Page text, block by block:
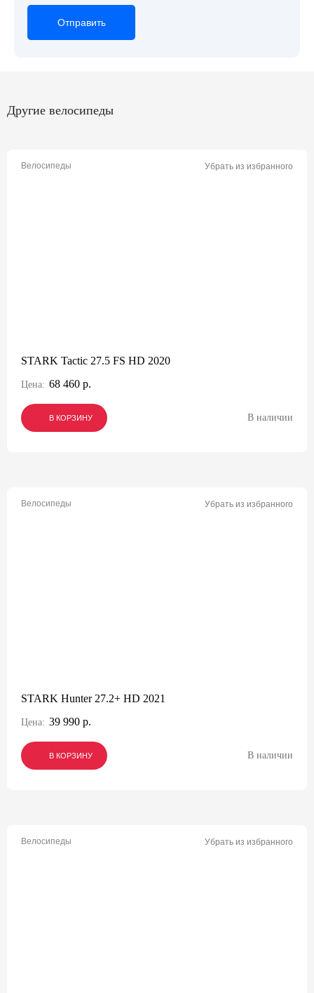
Отправить
Отправить
Отправить
Другие велосипеды
Велосипеды Убрать из избранного
STARK Tactic 27.5 FS HD 2020
Цена: 68 460 р.
В КОРЗИНУ
В КОРЗИНУ
В КОРЗИНУ В наличии
Велосипеды Убрать из избранного
STARK Hunter 27.2+ HD 2021
Цена: 39 990 р.
В КОРЗИНУ
В КОРЗИНУ
В КОРЗИНУ В наличии
Велосипеды Убрать из избранного